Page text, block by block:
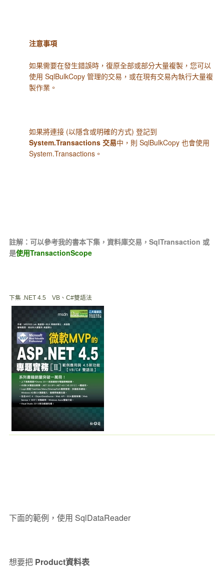
注意事項
如果需要在發生錯誤時，復原全部或部分大量複製，您可以
使用 SqlBulkCopy 管理的交易，或在現有交易內執行大量複
製作業。
如果將連接 (以隱含或明確的方式) 登記到
System.Transactions 交易中，則 SqlBulkCopy 也會使用
System.Transactions。
註解：可以參考我的書本下集，資料庫交易，SqlTransaction 或
是使用TransactionScope
下集 .NET 4.5 VB、C#雙語法
下面的範例，使用 SqlDataReader
想要把 Product資料表